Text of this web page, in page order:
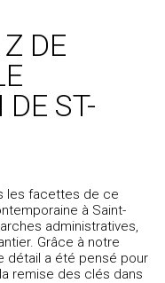
DE
ST-
les facettes de ce
à Saint-
administratives,
Grâce à notre
détail a été pensé pour
remise des clés dans